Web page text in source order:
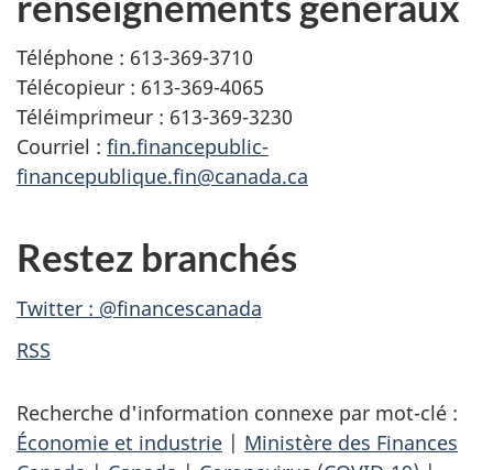
Téléphone : 613-369-3710
Télécopieur : 613-369-4065
Téléimprimeur : 613-369-3230
Courriel : fin.financepublic-
financepublique.fin@canada.ca
Restez branchés
Twitter : @financescanada
RSS
Recherche d'information connexe par mot-clé :
Économie et industrie | Ministère des Finances